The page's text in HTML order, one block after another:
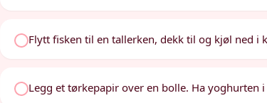
Flytt fisken til en tallerken, dekk til og kjøl ned i
Legg et tørkepapir over en bolle. Ha yoghurten